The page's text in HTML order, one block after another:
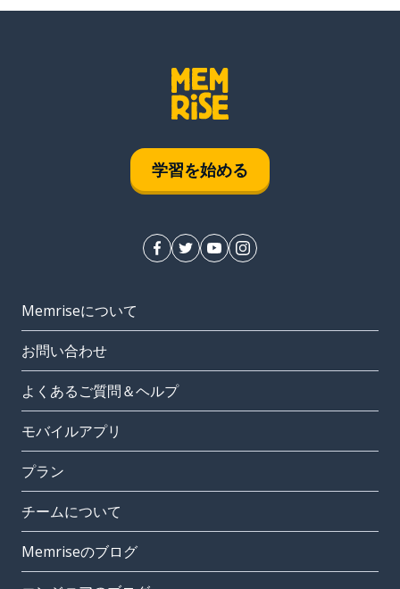
学習を始める
Memriseについて
お問い合わせ
よくあるご質問＆ヘルプ
モバイルアプリ
プラン
チームについて
Memriseのブログ